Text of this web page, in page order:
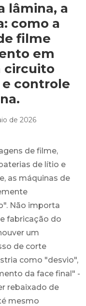
lâmina, a
como a
filme
em
circuito
controle
de 2026
de filme,
de lítio e
as máquinas de
Não importa
fabricação do
um
de corte
como "desvio",
da face final" -
rebaixado de
mesmo